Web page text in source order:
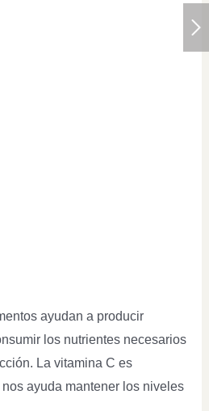
ayudan a producir
los nutrientes necesarios
La vitamina C es
ayuda mantener los niveles